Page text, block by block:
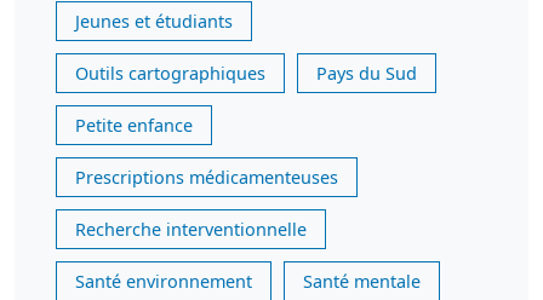
Jeunes et étudiants
Outils cartographiques Pays du Sud
Petite enfance
Prescriptions médicamenteuses
Recherche interventionnelle
Santé environnement Santé mentale